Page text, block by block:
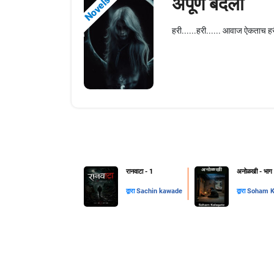
Novels
हरी......हरी...... आवाज ऐकताच
रानवाटा - 1
द्वाराSachin kawade
अनोळखी - भाग
द्वाराSoham